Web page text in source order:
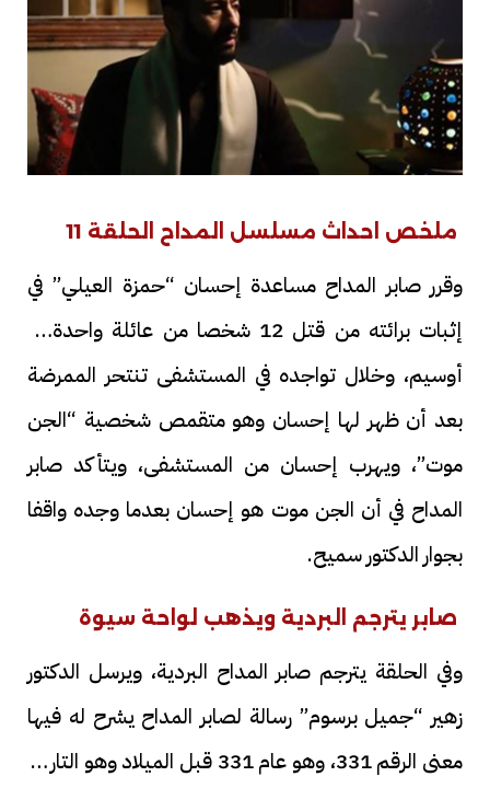
ملخص احداث مسلسل المداح الحلقة 11
وقرر صابر المداح مساعدة إحسان “حمزة العيلي” في
إثبات برائته من قتل 12 شخصا من عائلة واحدة في
أوسيم، وخلال تواجده في المستشفى تنتحر الممرضة
بعد أن ظهر لها إحسان وهو متقمص شخصية “الجن
موت”، ويهرب إحسان من المستشفى، ويتأكد صابر
المداح في أن الجن موت هو إحسان بعدما وجده واقفا
بجوار الدكتور سميح.
صابر يترجم البردية ويذهب لواحة سيوة
وفي الحلقة يترجم صابر المداح البردية، ويرسل الدكتور
زهير “جميل برسوم” رسالة لصابر المداح يشرح له فيها
معنى الرقم 331، وهو عام 331 قبل الميلاد وهو التاريخ